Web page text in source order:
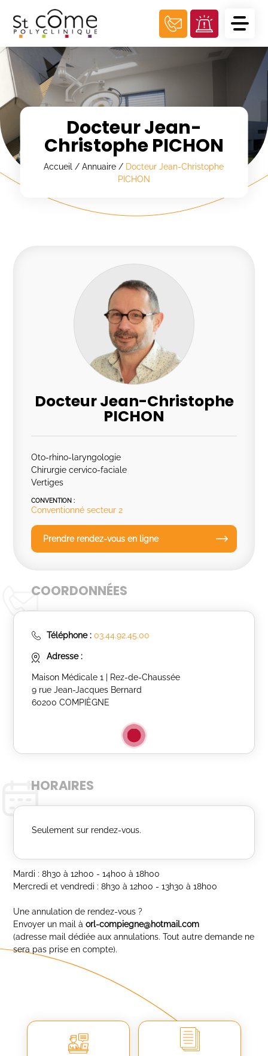
Docteur Jean-
Christophe PICHON
Accueil /Annuaire / Docteur Jean-Christophe
PICHON
Docteur Jean-Christophe
PICHON
Oto-rhino-laryngologie
Chirurgie cervico-faciale
Vertiges
CONVENTION :
Conventionné secteur 2
Prendre rendez-vous en ligne
COORDONNÉES
Téléphone : 03.44.92.45.00
Adresse :
Maison Médicale 1 | Rez-de-Chaussée
9 rue Jean-Jacques Bernard
60200 COMPIÈGNE
HORAIRES
Seulement sur rendez-vous.
Mardi : 8h30 à 12h00 - 14h00 à 18h00
Mercredi et vendredi : 8h30 à 12h00 - 13h30 à 18h00
Une annulation de rendez-vous ?
Envoyer un mail àorl-compiegne@hotmail.com
(adresse mail dédiée aux annulations. Tout autre demande ne
sera pas prise en compte).